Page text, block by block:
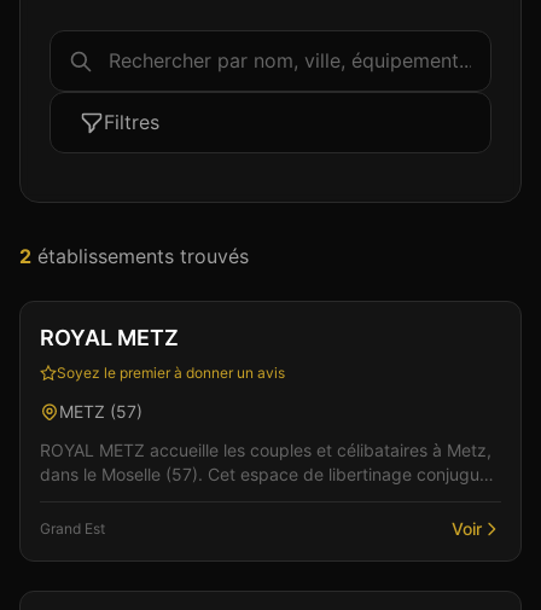
Filtres
2 établissements trouvés
ROYAL METZ
Soyez le premier à donner un avis
METZ (57)
ROYAL METZ accueille les couples et célibataires à Metz,
dans le Moselle (57). Cet espace de libertinage conjugue
Grand Est Voir
Discothèque SM / Fétish +1